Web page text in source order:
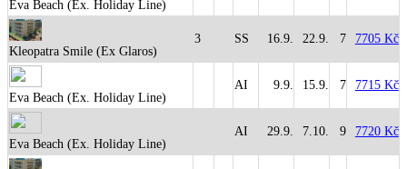
Eva Beach (Ex. Holiday Line)
Kleopatra Smile (Ex Glaros)
3 SS 16.9. 22.9. 7 7705 Kč
Eva Beach (Ex. Holiday Line)
AI 9.9. 15.9. 7 7715 Kč
Eva Beach (Ex. Holiday Line)
AI 29.9. 7.10. 9 7720 Kč